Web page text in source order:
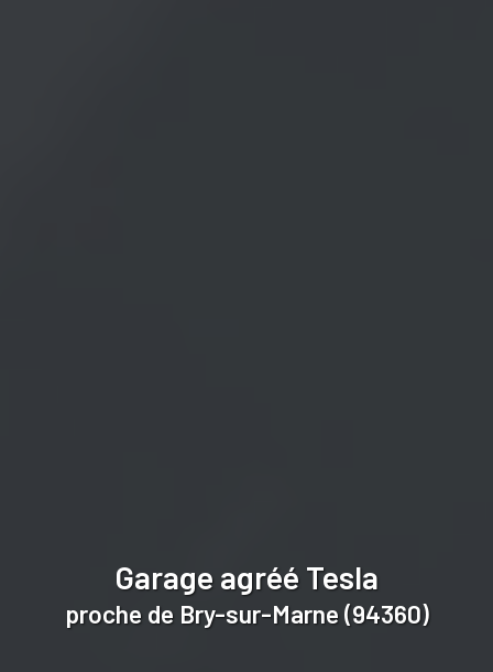
Garage agréé Tesla
proche de Bry-sur-Marne (94360)